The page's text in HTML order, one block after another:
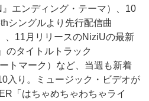
エンディング・テーマ）、10
シングルより先行配信曲
、11月リリースのNiziUの最新
のタイトルトラック
トマーク）など、当週も新着
入り。ミュージック・ビデオが
「はちゃめちゃわちゃライ